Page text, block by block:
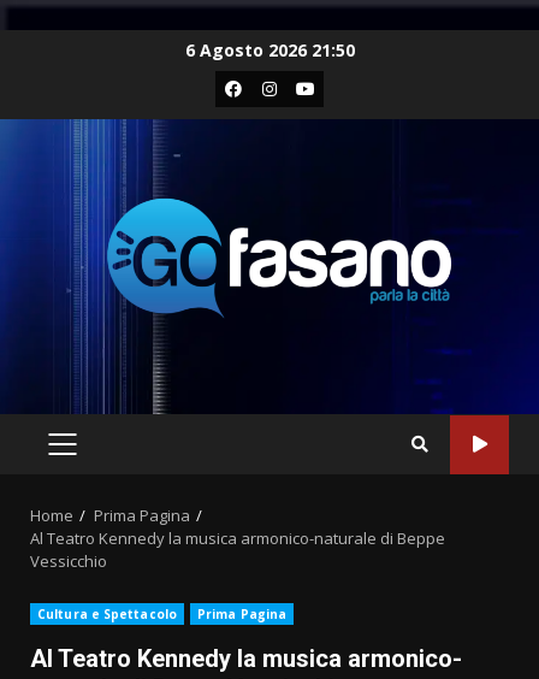
6 Agosto 2026 21:50
Facebook
Instagram
Youtube
PRIMARY
Home
Prima Pagina
Al Teatro Kennedy la musica armonico-naturale di Beppe
Vessicchio
Cultura e Spettacolo Prima Pagina
Al Teatro Kennedy la musica armonico-